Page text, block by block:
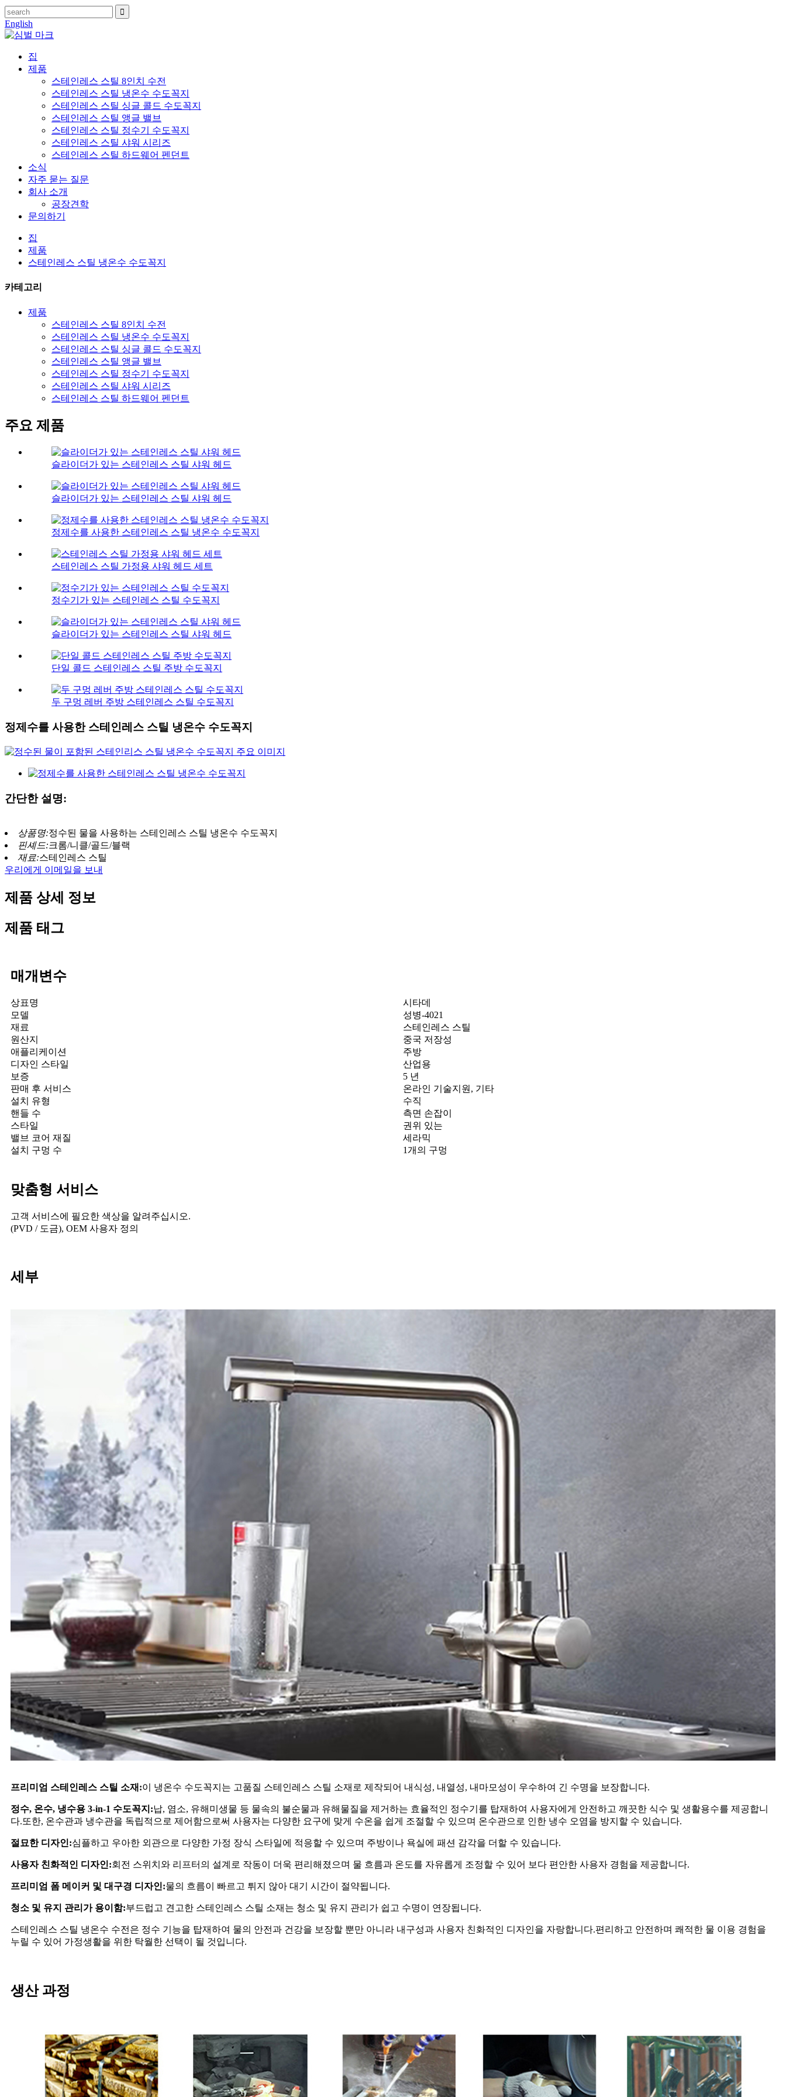
English
집
제품
스테인레스 스틸 8인치 수전
스테인레스 스틸 냉온수 수도꼭지
스테인레스 스틸 싱글 콜드 수도꼭지
스테인레스 스틸 앵글 밸브
스테인레스 스틸 정수기 수도꼭지
스테인레스 스틸 샤워 시리즈
스테인레스 스틸 하드웨어 펜던트
소식
자주 묻는 질문
회사 소개
공장견학
문의하기
집
제품
스테인레스 스틸 냉온수 수도꼭지
카테고리
제품
스테인레스 스틸 8인치 수전
스테인레스 스틸 냉온수 수도꼭지
스테인레스 스틸 싱글 콜드 수도꼭지
스테인레스 스틸 앵글 밸브
스테인레스 스틸 정수기 수도꼭지
스테인레스 스틸 샤워 시리즈
스테인레스 스틸 하드웨어 펜던트
주요 제품
슬라이더가 있는 스테인레스 스틸 샤워 헤드
슬라이더가 있는 스테인레스 스틸 샤워 헤드
정제수를 사용한 스테인레스 스틸 냉온수 수도꼭지
스테인레스 스틸 가정용 샤워 헤드 세트
정수기가 있는 스테인레스 스틸 수도꼭지
슬라이더가 있는 스테인레스 스틸 샤워 헤드
단일 콜드 스테인레스 스틸 주방 수도꼭지
두 구멍 레버 주방 스테인레스 스틸 수도꼭지
정제수를 사용한 스테인레스 스틸 냉온수 수도꼭지
간단한 설명:
상품명:정수된 물을 사용하는 스테인레스 스틸 냉온수 수도꼭지
핀셰드:크롬/니클/골드/블랙
재료:스테인레스 스틸
우리에게 이메일을 보내
제품 상세 정보
제품 태그
매개변수
상표명
시타데
모델
성병-4021
재료
스테인레스 스틸
원산지
중국 저장성
애플리케이션
주방
디자인 스타일
산업용
보증
5 년
판매 후 서비스
온라인 기술지원, 기타
설치 유형
수직
핸들 수
측면 손잡이
스타일
권위 있는
밸브 코어 재질
세라믹
설치 구멍 수
1개의 구멍
맞춤형 서비스
고객 서비스에 필요한 색상을 알려주십시오.
(PVD / 도금), OEM 사용자 정의
세부
프리미엄 스테인레스 스틸 소재:이 냉온수 수도꼭지는 고품질 스테인레스 스틸 소재로 제작되어 내식성, 내열성, 내마모성이 우수하여 긴 수명을 보장합니다.
정수, 온수, 냉수용 3-in-1 수도꼭지:납, 염소, 유해미생물 등 물속의 불순물과 유해물질을 제거하는 효율적인 정수기를 탑재하여 사용자에게 안전하고 깨끗한 식수 및 생활용수를 제공합니
다.또한, 온수관과 냉수관을 독립적으로 제어함으로써 사용자는 다양한 요구에 맞게 수온을 쉽게 조절할 수 있으며 온수관으로 인한 냉수 오염을 방지할 수 있습니다.
절묘한 디자인:심플하고 우아한 외관으로 다양한 가정 장식 스타일에 적응할 수 있으며 주방이나 욕실에 패션 감각을 더할 수 있습니다.
사용자 친화적인 디자인:회전 스위치와 리프터의 설계로 작동이 더욱 편리해졌으며 물 흐름과 온도를 자유롭게 조정할 수 있어 보다 편안한 사용자 경험을 제공합니다.
프리미엄 폼 메이커 및 대구경 디자인:물의 흐름이 빠르고 튀지 않아 대기 시간이 절약됩니다.
청소 및 유지 관리가 용이함:부드럽고 견고한 스테인레스 스틸 소재는 청소 및 유지 관리가 쉽고 수명이 연장됩니다.
스테인레스 스틸 냉온수 수전은 정수 기능을 탑재하여 물의 안전과 건강을 보장할 뿐만 아니라 내구성과 사용자 친화적인 디자인을 자랑합니다.편리하고 안전하며 쾌적한 물 이용 경험을
누릴 수 있어 가정생활을 위한 탁월한 선택이 될 것입니다.
생산 과정